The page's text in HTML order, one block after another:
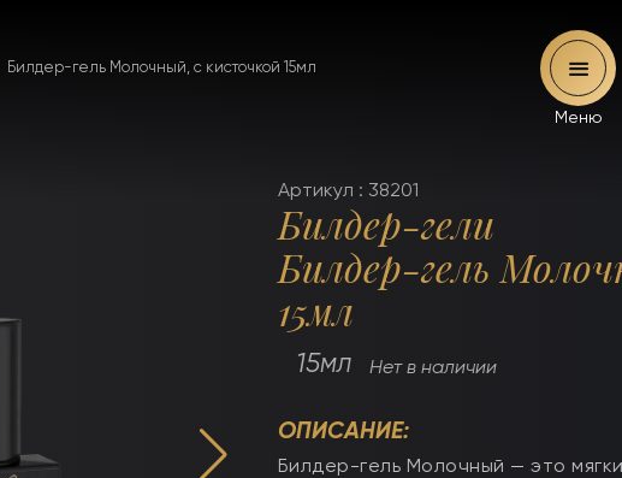
Билдер-гель Молочный, с кисточкой 15мл
Артикул : 38201
Билдер-гели
Билдер-гель
15мл
15мл Нет в наличии
ОПИСАНИЕ:
Билдер-гель Молочный — это